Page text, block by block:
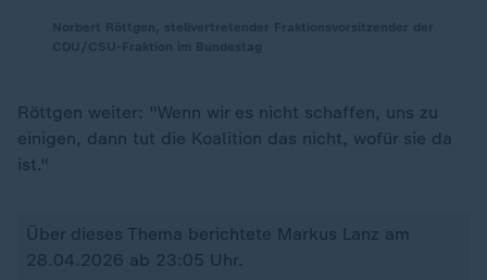
Röttgen weiter: "Wenn wir es nicht schaffen, uns zu
einigen, dann tut die Koalition das nicht, wofür sie da
ist."
Über dieses Thema berichtete Markus Lanz am
28.04.2026 ab 23:05 Uhr.